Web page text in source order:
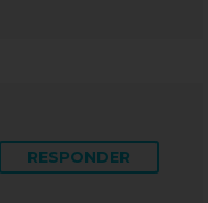
RESPONDER